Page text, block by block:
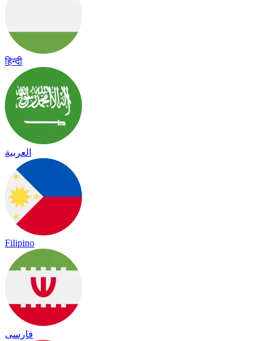
हिन्दी
العربية
Filipino
فارسی